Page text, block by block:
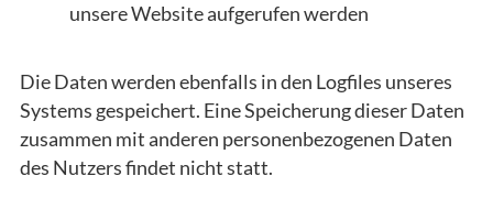
unsere Website aufgerufen werden
Die Daten werden ebenfalls in den Logfiles unseres
Systems gespeichert. Eine Speicherung dieser Daten
zusammen mit anderen personenbezogenen Daten
des Nutzers findet nicht statt.